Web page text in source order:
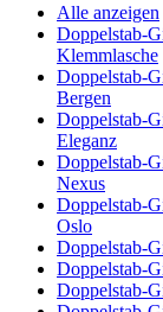
Alle anzeigen
Doppelstab-
Klemmlasche
Doppelstab-
Bergen
Doppelstab-
Eleganz
Doppelstab-
Nexus
Doppelstab-
Oslo
Doppelstab-
Doppelstab-
Doppelstab-